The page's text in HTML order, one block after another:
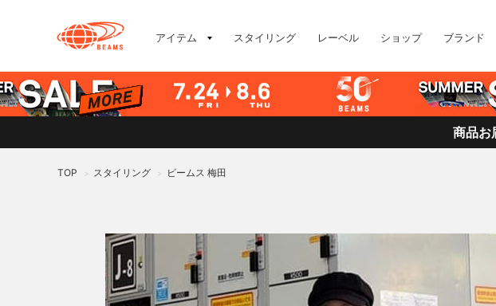
アイテム スタイリング レーベル ショップ ブランド
商品お
TOP > スタイリング > ビームス 梅田